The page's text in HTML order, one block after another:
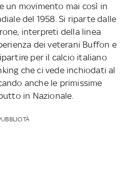
un movimento mai così in
del 1958. Si riparte dalle
interpreti della linea
dei veterani Buffon e
per il calcio italiano
che ci vede inchiodati al
anche le primissime
in Nazionale.